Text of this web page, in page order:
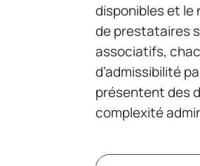
disponibles et le
de prestataires
associatifs,
d’admissibilité
présentent des
complexité